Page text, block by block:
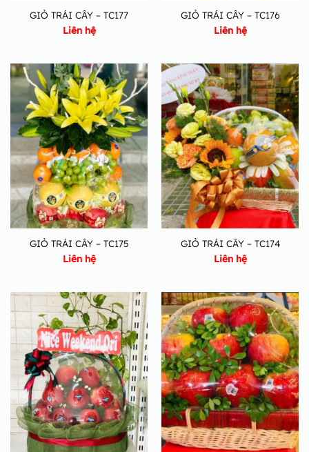
GIỎ TRÁI CÂY – TC177
Liên hệ
GIỎ TRÁI CÂY – TC176
Liên hệ
GIỎ TRÁI CÂY – TC175
Liên hệ
GIỎ TRÁI CÂY – TC174
Liên hệ